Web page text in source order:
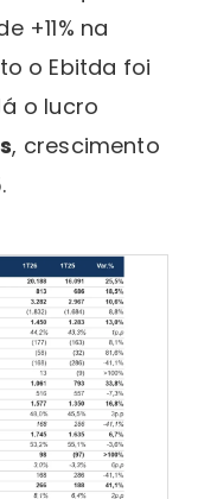
+11% na
o Ebitda foi
o lucro
, crescimento